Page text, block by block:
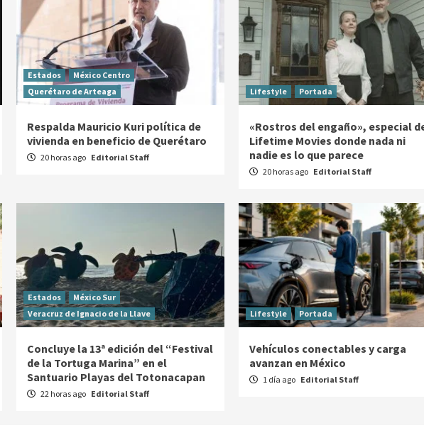
Estados
México Centro
Querétaro de Arteaga
Respalda Mauricio Kuri política de
vivienda en beneficio de Querétaro
20 horas ago Editorial Staff
Lifestyle Portada
«Rostros del engaño», especial
Lifetime Movies donde nada ni
nadie es lo que parece
20 horas ago Editorial Staff
Estados
México Sur
Veracruz de Ignacio de la Llave
Concluye la 13ª edición del “Festival
de la Tortuga Marina” en el
Santuario Playas del Totonacapan
22 horas ago Editorial Staff
Lifestyle Portada
Vehículos conectables y carga
avanzan en México
1 día ago Editorial Staff